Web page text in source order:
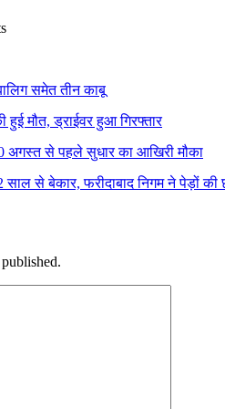
समेत तीन काबू
मौत, ड्राईवर हुआ गिरफ्तार
अगस्त से पहले सुधार का आखिरी मौका
से बेकार, फरीदाबाद निगम ने पेड़ों